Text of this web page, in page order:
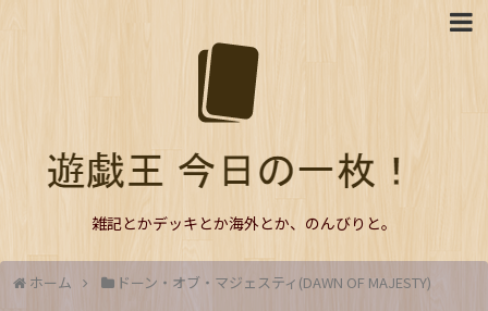
雑記とかデッキとか海外とか、のんびりと。
ホーム ドーン・オブ・マジェスティ(DAWN OF MAJESTY)